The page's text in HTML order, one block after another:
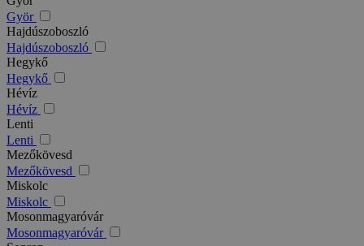
Györ
Hajdúszoboszló
Hajdúszoboszló
Hegykő
Hegykő
Hévíz
Hévíz
Lenti
Lenti
Mezőkövesd
Mezőkövesd
Miskolc
Miskolc
Mosonmagyaróvár
Mosonmagyaróvár